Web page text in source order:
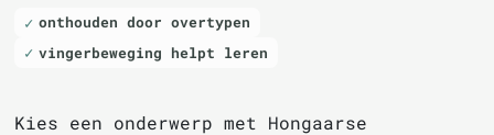
onthouden door overtypen
vingerbeweging helpt leren
Kies een onderwerp met Hongaarse